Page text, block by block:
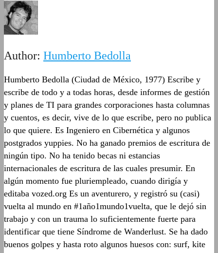
Author: Humberto Bedolla
Humberto Bedolla (Ciudad de México, 1977) Escribe y
escribe de todo y a todas horas, desde informes de gestión
y planes de TI para grandes corporaciones hasta columnas
y cuentos, es decir, vive de lo que escribe, pero no publica
lo que quiere. Es Ingeniero en Cibernética y algunos
postgrados yuppies. No ha ganado premios de escritura de
ningún tipo. No ha tenido becas ni estancias
internacionales de escritura de las cuales presumir. En
algún momento fue pluriempleado, cuando dirigía y
editaba vozed.org Es un aventurero, y registró su (casi)
vuelta al mundo en #1año1mundo1vuelta, que le dejó sin
trabajo y con un trauma lo suficientemente fuerte para
identificar que tiene Síndrome de Wanderlust. Se ha dado
buenos golpes y hasta roto algunos huesos con: surf, kite